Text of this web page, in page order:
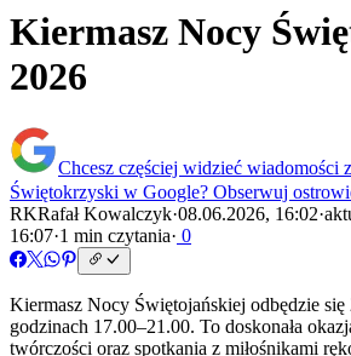
Kiermasz Nocy
2026
Chcesz częściej widzieć wiadomości
Świętokrzyski w Google? Obserwuj
RKRafał Kowalczyk·08.06.2026, 16:02·
16:07·1 min czytania· 0
Kiermasz Nocy Świętojańskiej odbędzie
godzinach 17.00–21.00. To doskonała
twórczości oraz spotkania z miłośnikami